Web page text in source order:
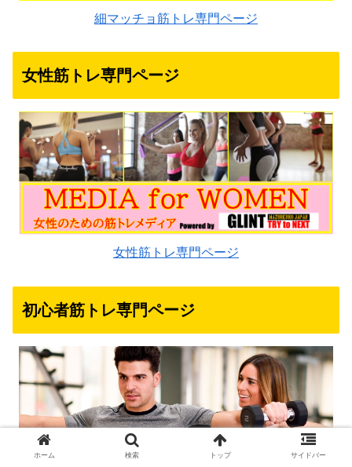
細マッチョ筋トレ専門ページ
女性筋トレ専門ページ
女性筋トレ専門ページ
初心者筋トレ専門ページ
ホーム 検索 トップ サイドバー